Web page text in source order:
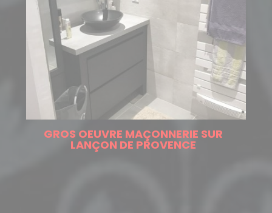
GROS OEUVRE MAÇONNERIE SUR
LANÇON DE PROVENCE